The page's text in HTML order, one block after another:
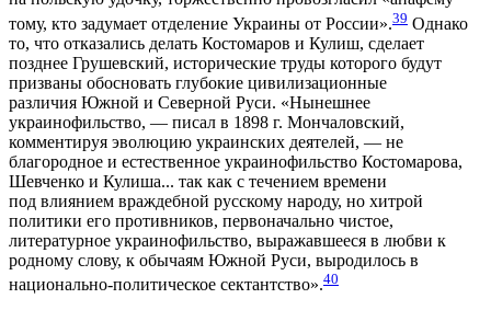
тому, кто задумает отделение Украины от России».39 Однако
то, что отказались делать Костомаров и Кулиш, сделает
позднее Грушевский, исторические труды которого будут
призваны обосновать глубокие цивилизационные
различия Южной и Северной Руси. «Нынешнее
украинофильство, — писал в 1898 г. Мончаловский,
комментируя эволюцию украинских деятелей, — не
благородное и естественное украинофильство Костомарова,
Шевченко и Кулиша... так как с течением времени
под влиянием враждебной русскому народу, но хитрой
политики его противников, первоначально чистое,
литературное украинофильство, выражавшееся в любви к
родному слову, к обычаям Южной Руси, выродилось в
национально-политическое сектантство».40